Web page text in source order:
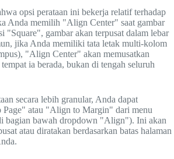
opsi perataan ini bekerja relatif terhadap
Anda memilih "Align Center" saat gambar
"Square", gambar akan terpusat dalam lebar
jika Anda memiliki tata letak multi-kolom
"Align Center" akan memusatkan
ia berada, bukan di tengah seluruh
secara lebih granular, Anda dapat
atau "Align to Margin" dari menu
bagian bawah dropdown "Align"). Ini akan
atau diratakan berdasarkan batas halaman